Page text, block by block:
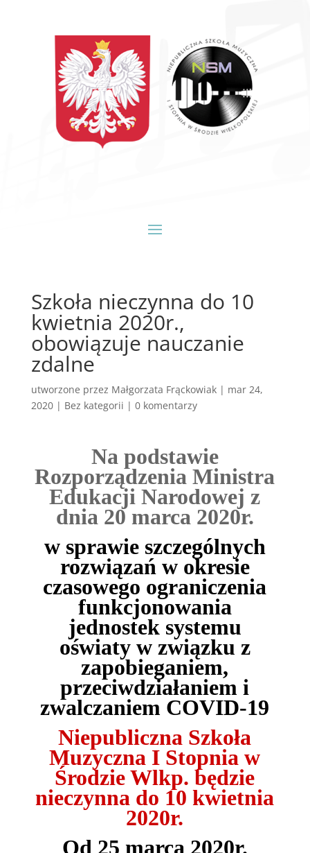
Szkoła nieczynna do 10
kwietnia 2020r.,
obowiązuje nauczanie
zdalne
utworzone przez Małgorzata Frąckowiak| mar 24,
2020| Bez kategorii | 0 komentarzy
Na podstawie
Rozporządzenia Ministra
Edukacji Narodowej z
dnia 20 marca 2020r.
w sprawie szczególnych
rozwiązań w okresie
czasowego ograniczenia
funkcjonowania
jednostek systemu
oświaty w związku z
zapobieganiem,
przeciwdziałaniem i
zwalczaniem COVID-19
Niepubliczna Szkoła
Muzyczna I Stopnia w
Środzie Wlkp. będzie
nieczynna do 10 kwietnia
2020r.
Od 25 marca 2020r.